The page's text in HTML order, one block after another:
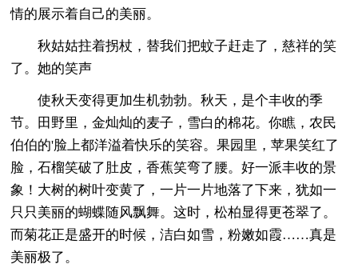
情的展示着自己的美丽。
秋姑姑拄着拐杖，替我们把蚊子赶走了，慈祥的笑
了。她的笑声
使秋天变得更加生机勃勃。秋天，是个丰收的季
节。田野里，金灿灿的麦子，雪白的棉花。你瞧，农民
伯伯的'脸上都洋溢着快乐的笑容。果园里，苹果笑红了
脸，石榴笑破了肚皮，香蕉笑弯了腰。好一派丰收的景
象！大树的树叶变黄了，一片一片地落了下来，犹如一
只只美丽的蝴蝶随风飘舞。这时，松柏显得更苍翠了。
而菊花正是盛开的时候，洁白如雪，粉嫩如霞……真是
美丽极了。